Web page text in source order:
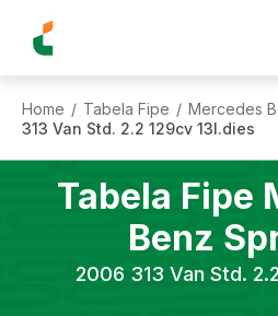
Home / Tabela Fipe / Mercedes
313 Van Std. 2.2 129cv 13l.dies
Tabela Fipe
Benz
2006 313 Van Std.